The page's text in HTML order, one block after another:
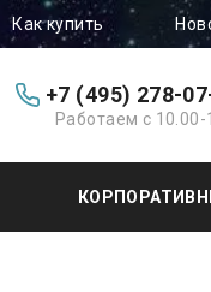
Как купить
+7 (495) 278-
Работаем с 10.00-